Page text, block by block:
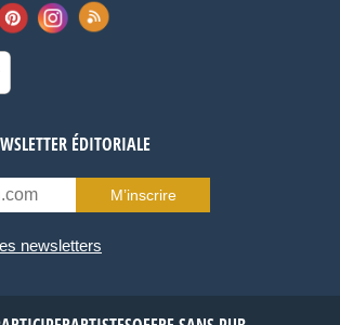
ÉDITORIALE
M’inscrire
newsletters